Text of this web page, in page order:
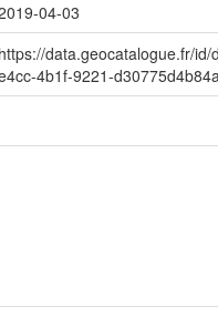
04-03
https://data.geocatalogue.fr/
4b1f-9221-